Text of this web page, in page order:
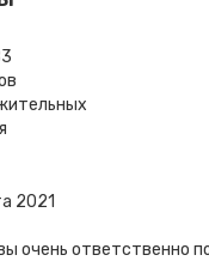
2021
очень ответственно